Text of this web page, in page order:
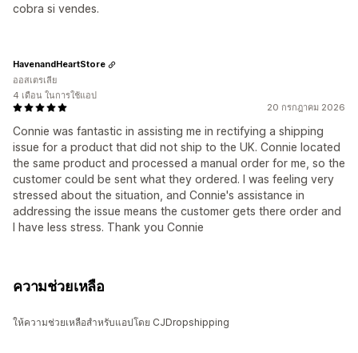
cobra si vendes.
20 กรกฎาคม 2026
Connie was fantastic in assisting me in rectifying a shipping
issue for a product that did not ship to the UK. Connie located
the same product and processed a manual order for me, so the
customer could be sent what they ordered. I was feeling very
stressed about the situation, and Connie's assistance in
addressing the issue means the customer gets there order and
I have less stress. Thank you Connie
HavenandHeartStore
ออสเตรเลีย
4 เดือน ในการใช้แอป
ความช่วยเหลือ
ให้ความช่วยเหลือสำหรับแอปโดย CJDropshipping